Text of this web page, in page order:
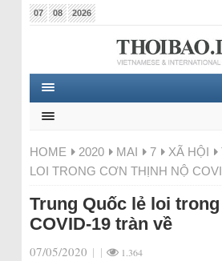
07 08 2026
HOME 2020 MAI 7 XÃ HỘI
LOI TRONG CƠN THỊNH NỘ
Trung Quốc lẻ loi
COVID-19 tràn về
07/05/2020 | | 1.364